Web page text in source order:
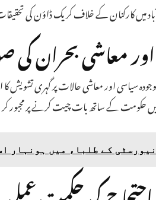
معاشی بحران کی
سیاسی اور معاشی حالات پر گہری تشویش کا
حکومت کے ساتھ بات چیت کرنے پر مجبور
کے طلباء میں ہونہار